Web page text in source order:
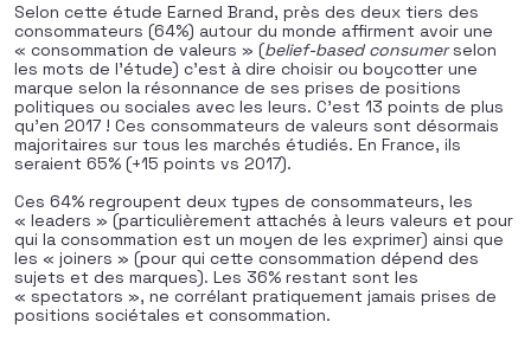
Selon cette étude Earned Brand, près des deux tiers des
consommateurs (64%) autour du monde affirment avoir une
« consommation de valeurs » (belief-based consumerselon
les mots de l’étude) c’est à dire choisir ou boycotter une
marque selon la résonnance de ses prises de positions
politiques ou sociales avec les leurs. C’est 13 points de plus
qu’en 2017 ! Ces consommateurs de valeurs sont désormais
majoritaires sur tous les marchés étudiés. En France, ils
seraient 65% (+15 points vs 2017).
Ces 64% regroupent deux types de consommateurs, les
« leaders » (particulièrement attachés à leurs valeurs et pour
qui la consommation est un moyen de les exprimer) ainsi que
les « joiners » (pour qui cette consommation dépend des
sujets et des marques). Les 36% restant sont les
« spectators », ne corrélant pratiquement jamais prises de
positions sociétales et consommation.